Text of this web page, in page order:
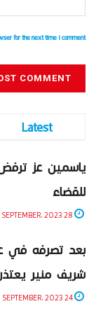
for the next time I comment.
Latest
ياسمين عز
للقضاء
بعد تصرفه في
شريف منير